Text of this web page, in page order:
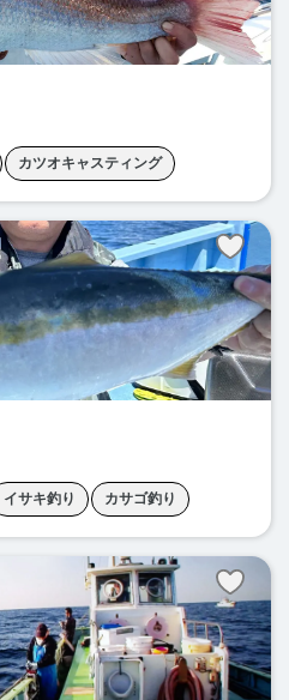
カツオキャスティング
り コマセカツオ
スルメイカ釣り
ティング マダイ釣り
ワラサ釣り 中深海釣り
イサキ釣り カサゴ釣り
ジギング タチウオ釣り
ヤリイカ釣り ワラサ釣り